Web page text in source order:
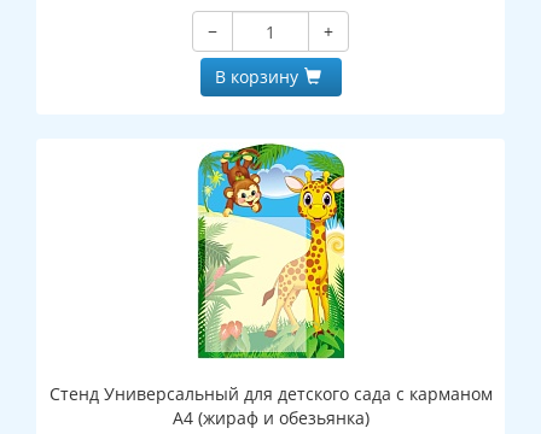
−
+
В корзину
Стенд Универсальный для детского сада с карманом
А4 (жираф и обезьянка)